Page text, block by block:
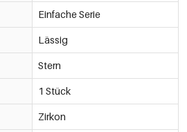
Einfache Serie
Lässig
Stern
1 Stück
Zirkon